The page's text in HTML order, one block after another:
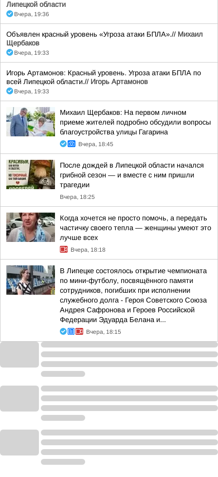
Липецкой области
Вчера, 19:36
Объявлен красный уровень «Угроза атаки БПЛА».// Михаил
Щербаков
Вчера, 19:33
Игорь Артамонов: Красный уровень. Угроза атаки БПЛА по
всей Липецкой области.// Игорь Артамонов
Вчера, 19:33
Михаил Щербаков: На первом личном
приеме жителей подробно обсудили вопросы
благоустройства улицы Гагарина
Вчера, 18:45
После дождей в Липецкой области начался
грибной сезон — и вместе с ним пришли
трагедии
Вчера, 18:25
Когда хочется не просто помочь, а передать
частичку своего тепла — женщины умеют это
лучше всех
Вчера, 18:18
В Липецке состоялось открытие чемпионата
по мини-футболу, посвящённого памяти
сотрудников, погибших при исполнении
служебного долга - Героя Советского Союза
Андрея Сафронова и Героев Российской
Федерации Эдуарда Белана и...
Вчера, 18:15